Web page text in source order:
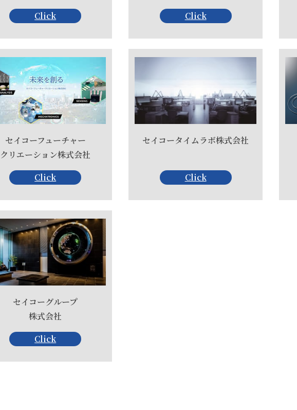
Click
Click
セイコーフューチャー
クリエーション株式会社
Click
セイコータイムラボ株式会社
Click
セイコーグループ
株式会社
Click